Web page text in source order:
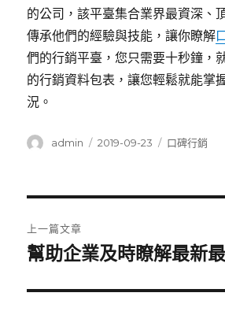
的公司，該平臺集合業界最資深、
傳承他們的經驗與技能，讓你瞭解
們的行銷平臺，您只需要十秒鐘，
的行銷資料包表，讓您輕鬆就能掌
況。
作
admin
發
2019-09-23
分
口碑行銷
章
上一篇文章
上
篇
幫助企業及時瞭解最新